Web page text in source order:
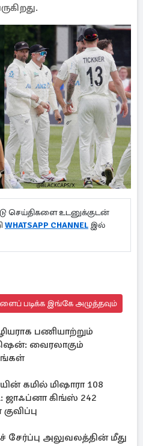
செய்திகளை உடனுக்குடன்
WHATSAPP CHANNEL இல்
படிக்க இங்கே அழுத்தவும்
பணியாற்றும்
வைரலாகும்
கமில் மிஷாரா 108
ஜாஃப்னா கிங்ஸ் 242
சேர்ப்பு அலுவலத்தின் மீது